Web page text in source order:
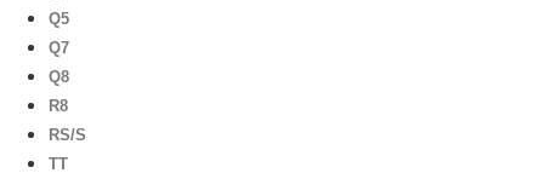
Q5
Q7
Q8
R8
RS/S
TT